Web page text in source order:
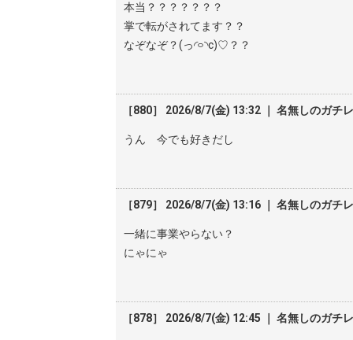
本当？？？？？？？
掌で転がされてます？？
なぞなぞ？(っ◜࿁◝c)♡？？
［880］ 2026/8/7(金) 13:32 ｜ 名無しのガチ
うん 今でも好きだし
［879］ 2026/8/7(金) 13:16 ｜ 名無しのガチ
一緒に事業やらない？
にゃにゃ
［878］ 2026/8/7(金) 12:45 ｜ 名無しのガチ